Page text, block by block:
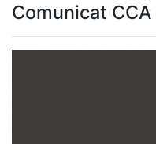
Comunicat CCA